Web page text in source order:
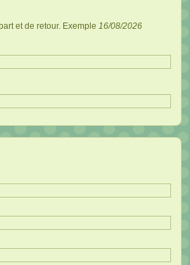
et de retour. Exemple 16/08/2026